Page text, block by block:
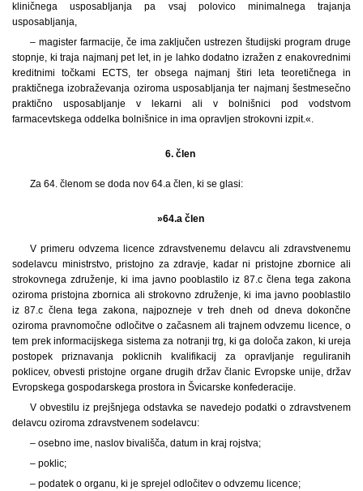
kliničnega usposabljanja pa vsaj polovico minimalnega trajanja
usposabljanja,
– magister farmacije, če ima zaključen ustrezen študijski program druge
stopnje, ki traja najmanj pet let, in je lahko dodatno izražen z enakovrednimi
kreditnimi točkami ECTS, ter obsega najmanj štiri leta teoretičnega in
praktičnega izobraževanja oziroma usposabljanja ter najmanj šestmesečno
praktično usposabljanje v lekarni ali v bolnišnici pod vodstvom
farmacevtskega oddelka bolnišnice in ima opravljen strokovni izpit.«.
6. člen
Za 64. členom se doda nov 64.a člen, ki se glasi:
»64.a člen
V primeru odvzema licence zdravstvenemu delavcu ali zdravstvenemu
sodelavcu ministrstvo, pristojno za zdravje, kadar ni pristojne zbornice ali
strokovnega združenje, ki ima javno pooblastilo iz 87.c člena tega zakona
oziroma pristojna zbornica ali strokovno združenje, ki ima javno pooblastilo
iz 87.c člena tega zakona, najpozneje v treh dneh od dneva dokončne
oziroma pravnomočne odločitve o začasnem ali trajnem odvzemu licence, o
tem prek informacijskega sistema za notranji trg, ki ga določa zakon, ki ureja
postopek priznavanja poklicnih kvalifikacij za opravljanje reguliranih
poklicev, obvesti pristojne organe drugih držav članic Evropske unije, držav
Evropskega gospodarskega prostora in Švicarske konfederacije.
V obvestilu iz prejšnjega odstavka se navedejo podatki o zdravstvenem
delavcu oziroma zdravstvenem sodelavcu:
– osebno ime, naslov bivališča, datum in kraj rojstva;
– poklic;
– podatek o organu, ki je sprejel odločitev o odvzemu licence;